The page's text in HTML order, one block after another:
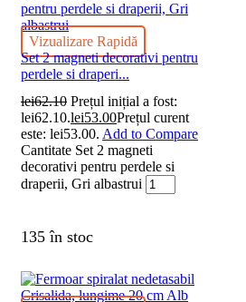
Vizualizare Rapidă
Set 2 magneti decorativi pentru
perdele si draperi...
lei62.10 Prețul inițial a fost:
lei62.10.lei53.00Prețul curent
este: lei53.00. Add to Compare
Cantitate Set 2 magneti
decorativi pentru perdele si
draperii, Gri albastrui
135 în stoc